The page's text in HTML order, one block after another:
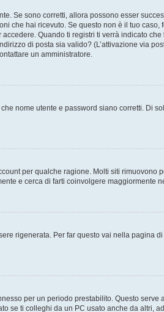
Se sono corretti, allora possono esser
che hai ricevuto. Se questo non è il tuo
Quando ti registri ti verrà indicato
di posta sia valido? (L’attivazione via
un amministratore.
nome utente e password siano corretti. Di
per qualche ragione. Molti siti
e cerca di farti coinvolgere maggiormente
rigenerata. Per far questo vai nella pagina
per un periodo prestabilito. Questo
se ti colleghi da un PC usato anche da altri,